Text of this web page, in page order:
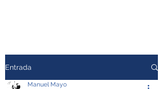
Entrada
Manuel Mayo